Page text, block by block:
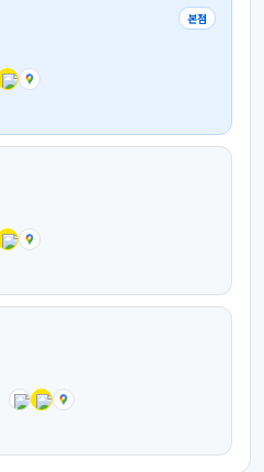
본점